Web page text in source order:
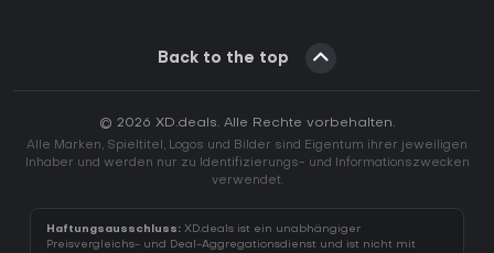
Back to the top
© 2026 XD.deals. Alle Rechte vorbehalten.
Alle Marken, Spieltitel, Logos und Bilder sind Eigentum ihrer jeweiligen
Inhaber und werden nur zu Identifizierungs- und Informationszwecken
verwendet.
Haftungsausschluss: XD.deals ist ein unabhängiger
Preisvergleichs- und Deal-Aggregationsdienst und ist nicht mit